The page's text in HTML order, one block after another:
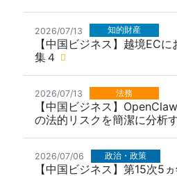
2026/07/13 知的財産
【中国ビジネス】越境EC
集４
2026/07/13 法務
【中国ビジネス】
の法的リスクを簡潔に分析
2026/07/06 政治・政策
【中国ビジネス】第15次5